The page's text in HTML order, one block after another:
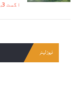
اگست 3, 2026
نیوز لیٹر